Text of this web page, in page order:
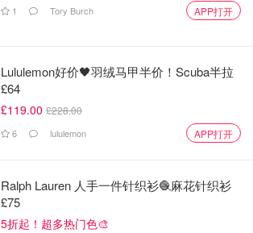
1 Tory Burch APP打开
Lululemon好价🖤羽绒马甲半价！Scuba半拉
£64
£119.00 £228.00
6 lululemon APP打开
Ralph Lauren 人手一件针织衫🧶麻花针织衫
£75
5折起！超多热门色🎨